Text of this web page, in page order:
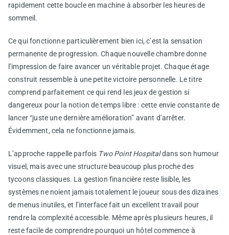
rapidement cette boucle en machine à absorber les heures de
sommeil.
Ce qui fonctionne particulièrement bien ici, c’est la sensation
permanente de progression. Chaque nouvelle chambre donne
l’impression de faire avancer un véritable projet. Chaque étage
construit ressemble à une petite victoire personnelle. Le titre
comprend parfaitement ce qui rend les jeux de gestion si
dangereux pour la notion de temps libre : cette envie constante de
lancer “juste une dernière amélioration” avant d’arrêter.
Évidemment, cela ne fonctionne jamais.
L’approche rappelle parfois Two Point Hospitaldans son humour
visuel, mais avec une structure beaucoup plus proche des
tycoons classiques. La gestion financière reste lisible, les
systèmes ne noient jamais totalement le joueur sous des dizaines
de menus inutiles, et l’interface fait un excellent travail pour
rendre la complexité accessible. Même après plusieurs heures, il
reste facile de comprendre pourquoi un hôtel commence à